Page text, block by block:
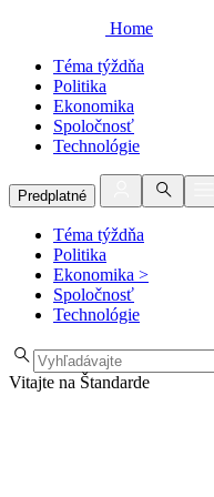
Home
Téma týždňa
Politika
Ekonomika
Spoločnosť
Technológie
Predplatné
Téma týždňa
Politika
Ekonomika >
Spoločnosť
Technológie
Vitajte na Štandarde